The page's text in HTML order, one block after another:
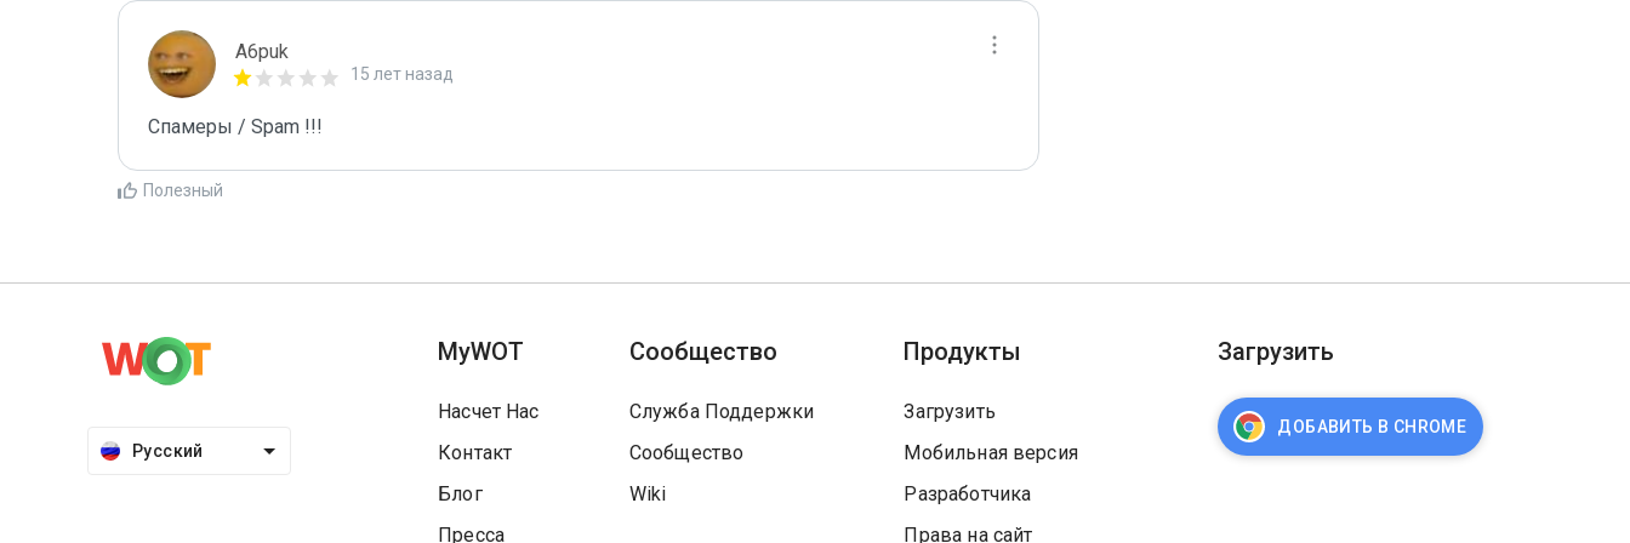
A6puk
15 лет назад
Спамеры / Spam !!!
Полезный
Русский
MyWOT
Насчет Нас
Контакт
Блог
Пресса
Сообщество
Служба Поддержки
Сообщество
Wiki
Продукты
Загрузить
Мобильная версия
Разработчика
Права на сайт
Загрузить
ДОБАВИТЬ В CHROME